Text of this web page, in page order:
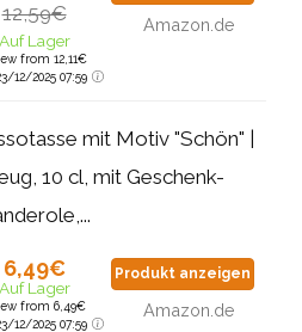
12,59€
Auf Lager
from 12,11€
12/2025 07:59
Amazon.de
mit Motiv "Schön" |
10 cl, mit Geschenk-
6,49€
Auf Lager
from 6,49€
12/2025 07:59
Produkt anzeigen
Amazon.de